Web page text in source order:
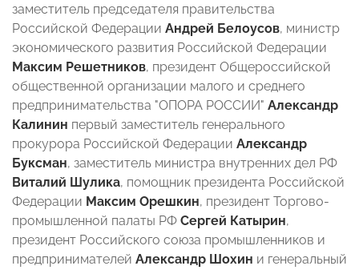
заместитель председателя правительства
Российской Федерации Андрей Белоусов, министр
экономического развития Российской Федерации
Максим Решетников, президент Общероссийской
общественной организации малого и среднего
предпринимательства "ОПОРА РОССИИ" Александр
Калинин первый заместитель генерального
прокурора Российской Федерации Александр
Буксман, заместитель министра внутренних дел РФ
Виталий Шулика, помощник президента Российской
Федерации Максим Орешкин, президент Торгово-
промышленной палаты РФ Сергей Катырин,
президент Российского союза промышленников и
предпринимателей Александр Шохин и генеральный